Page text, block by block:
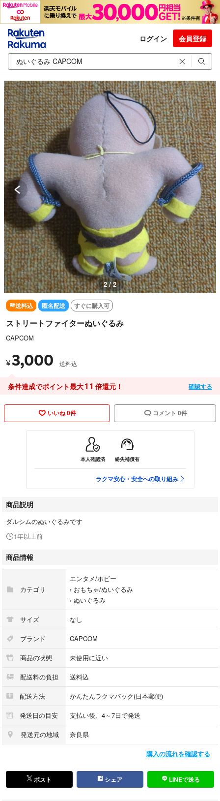
ログイン 会員登録
2 / 2
送料込 匿名配送 すぐに購入可
ストリートファイターぬいぐるみ
CAPCOM
¥3,000 送料込
条件達成でポイント最大11 倍還元！ 確認する
いいね 0件 コメント 0件
本人確認済 紛失補償有
ラクマ安心・安全への取り組み
商品説明
ダルシムのぬいぐるみです
1年以上前
商品情報
カテゴリ
エンタメ/ホビー
› おもちゃ/ぬいぐるみ
› ぬいぐるみ
サイズ なし
ブランド CAPCOM
商品の状態 未使用に近い
配送料の負担 送料込
配送方法 かんたんラクマパック(日本郵便)
発送日の目安 支払い後、4～7日で発送
発送元の地域 奈良県
購入の流れを確認する
ポスト シェア LINEで送る